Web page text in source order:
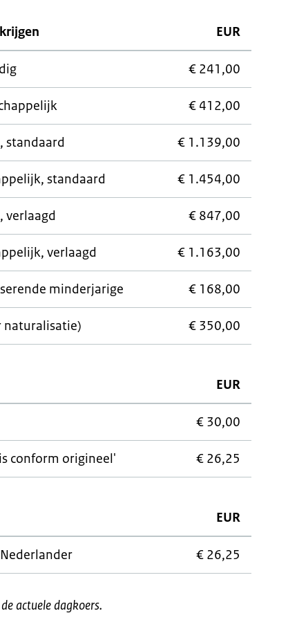
EUR
€ 241,00
€ 412,00
standaard € 1.139,00
standaard € 1.454,00
verlaagd € 847,00
verlaagd € 1.163,00
minderjarige € 168,00
naturalisatie) € 350,00
EUR
€ 30,00
conform origineel' € 26,25
EUR
€ 26,25
actuele dagkoers.